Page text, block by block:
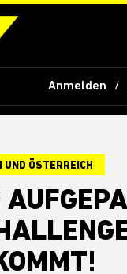
Anmelden
UND ÖSTERREICH